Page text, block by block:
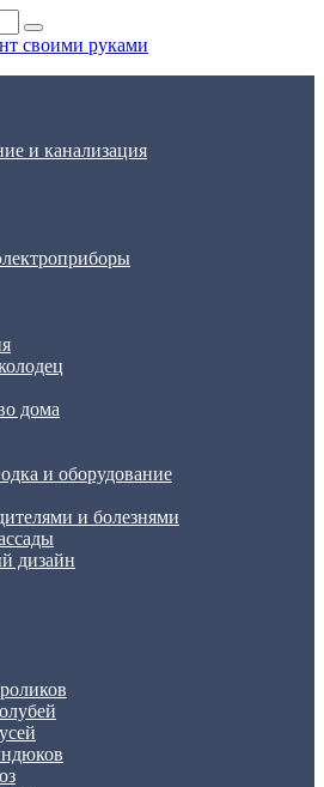
и канализация
дома
и оборудование
и болезнями
дизайн